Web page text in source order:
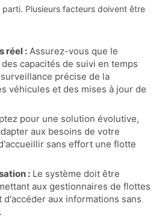
parti. Plusieurs facteurs doivent être
réel : Assurez-vous que le
capacités de suivi en temps
précise de la
véhicules et des mises à jour de
pour une solution évolutive,
aux besoins de votre
sans effort une flotte
: Le système doit être
aux gestionnaires de flottes
d'accéder aux informations sans